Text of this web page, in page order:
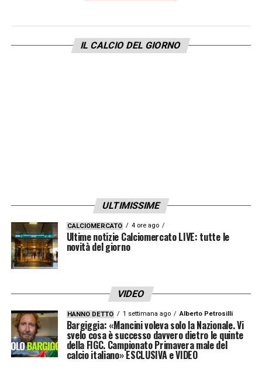
IL CALCIO DEL GIORNO
ULTIMISSIME
CALCIOMERCATO 4 ore ago
Ultime notizie Calciomercato LIVE: tutte le
novità del giorno
VIDEO
HANNO DETTO 1 settimana ago Alberto Petrosilli
Bargiggia: «Mancini voleva solo la Nazionale. Vi
svelo cosa è successo davvero dietro le quinte
della FIGC. Campionato Primavera male del
calcio italiano» ESCLUSIVA e VIDEO